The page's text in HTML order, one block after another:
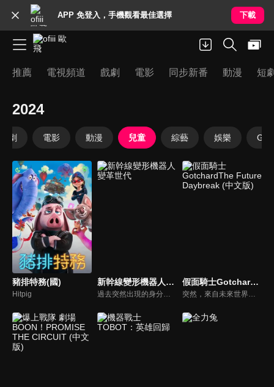
APP 免登入，手機觀看最佳選擇 下載
推薦 電視頻道 戲劇 電影 同步新番 動漫 短
2024
戲劇 電影 動漫 兒童 綜藝 娛樂
豬排特務(國)
Hitpig
新幹線變形機器人變革世代
過去突然出現的身分不明的敵人「未知怪」。「超進化鐵道開發機構」為了應付這個威脅，開發出可變形成新幹線的機器人「新幹線變形機器人」作為對抗手段。
假面騎士GotchardThe Future Daybreak (中文版)
突然，來自未來世界的敵人大軍，透過時空之門襲來！勉強迎戰的，是一之瀨寶太郎＝假面騎士 Gotchard以及他的夥伴們。而在未來──存在著那位，曾多次在寶太郎等人陷入絕境時出手相救的，「20 年後的寶太郎」=假面騎士 Gotchard Daybreak。「這次，換我來救你們了！」察覺到未來危機的寶太郎等人，乘坐「巨型列車」跨越時空，出發前往Daybreak 所在未來的大冒險！